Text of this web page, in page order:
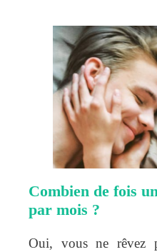
Combien de fois
par mois ?
Oui, vous ne rêvez